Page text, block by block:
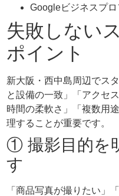
Googleビジネスプ
失敗しない
ポイント
新大阪・西中島周辺でス
と設備の一致」「アクセ
時間の柔軟さ」「複数用
理することが重要です。
① 撮影目的を
す
「商品写真が撮りたい」